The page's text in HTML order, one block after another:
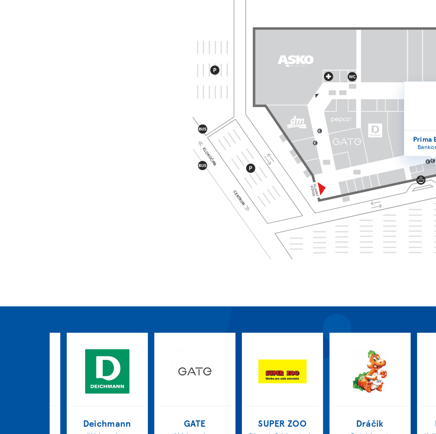
KLOKOČINA
CENTRUM HLAVNÝ
VCHOD
Prima
Deichmann GATE SUPER ZOO Dráčik